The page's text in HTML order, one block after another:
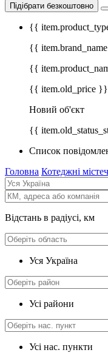
Підібрати безкоштовно
{{
{{
{{
{{ item.old_price
Новий об'єкт
{{
Список
Головна Котеджні
Відстань в радіусі, км
Уся Україна
Усі райони
Усі нас. пункти